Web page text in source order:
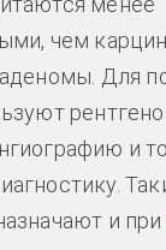
чем
Для
и
и при